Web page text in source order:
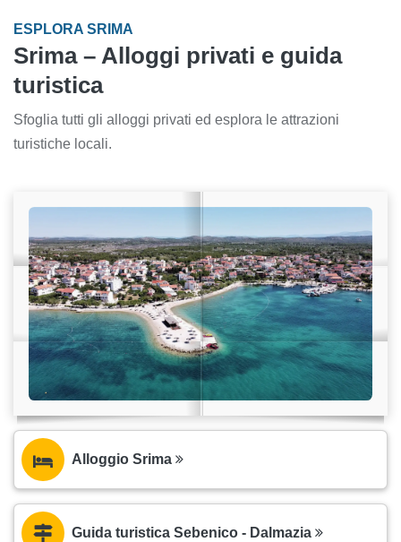
ESPLORA SRIMA
Srima – Alloggi privati e guida
turistica
Sfoglia tutti gli alloggi privati ed esplora le attrazioni
turistiche locali.
Alloggio Srima
Guida turistica Sebenico - Dalmazia